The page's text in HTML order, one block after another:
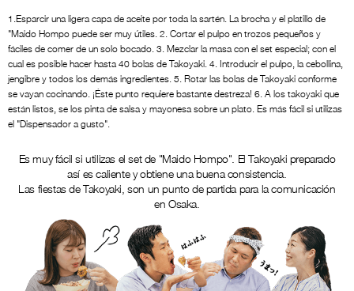
1.Esparcir una ligera capa de aceite por toda la sartén. La brocha y el platillo de
"Maido Hompo puede ser muy útiles. 2. Cortar el pulpo en trozos pequeños y
fáciles de comer de un solo bocado. 3. Mezclar la masa con el set especial; con el
cual es posible hacer hasta 40 bolas de Takoyaki. 4. Introducir el pulpo, la cebollina,
jengibre y todos los demás ingredientes. 5. Rotar las bolas de Takoyaki conforme
se vayan cocinando. ¡Éste punto requiere bastante destreza! 6. A los takoyaki que
están listos, se los pinta de salsa y mayonesa sobre un plato. Es más fácil si utilizas
el "Dispensador a gusto".
Es muy fácil si utilizas el set de "Maido Hompo". El Takoyaki preparado
así es caliente y obtiene una buena consistencia.
Las fiestas de Takoyaki, son un punto de partida para la comunicación
en Osaka.